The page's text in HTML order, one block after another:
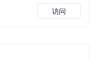
访问